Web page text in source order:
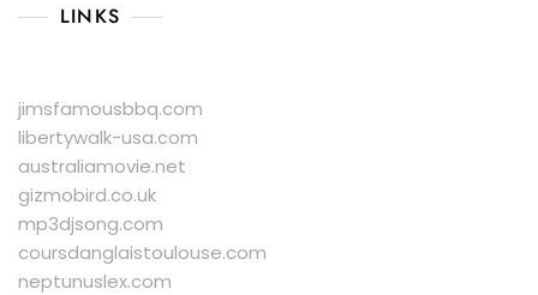
LINKS
jimsfamousbbq.com
libertywalk-usa.com
australiamovie.net
gizmobird.co.uk
mp3djsong.com
coursdanglaistoulouse.com
neptunuslex.com